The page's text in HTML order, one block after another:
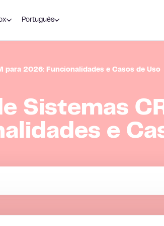
Português
para 2026: Funcionalidades e Casos de Uso
Sistemas
e